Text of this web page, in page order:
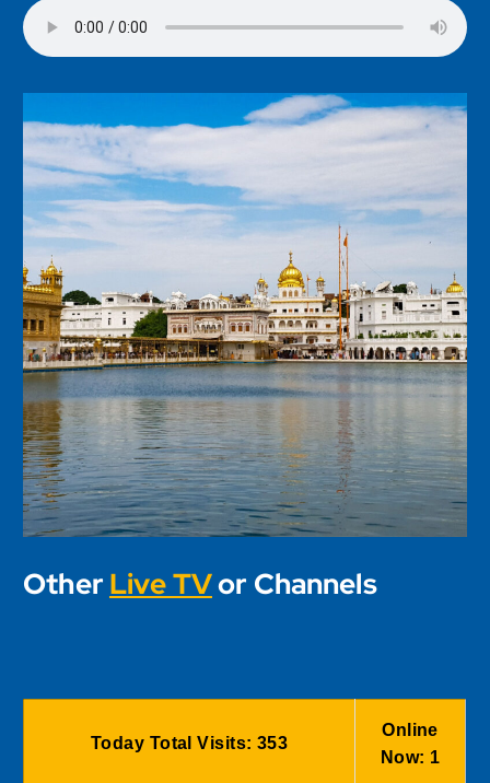
Other Live TVor Channels
Today Total Visits: 353
Online
Now: 1